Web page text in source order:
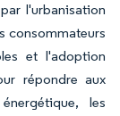
l'urbanisation
consommateurs
et l'adoption
répondre aux
les